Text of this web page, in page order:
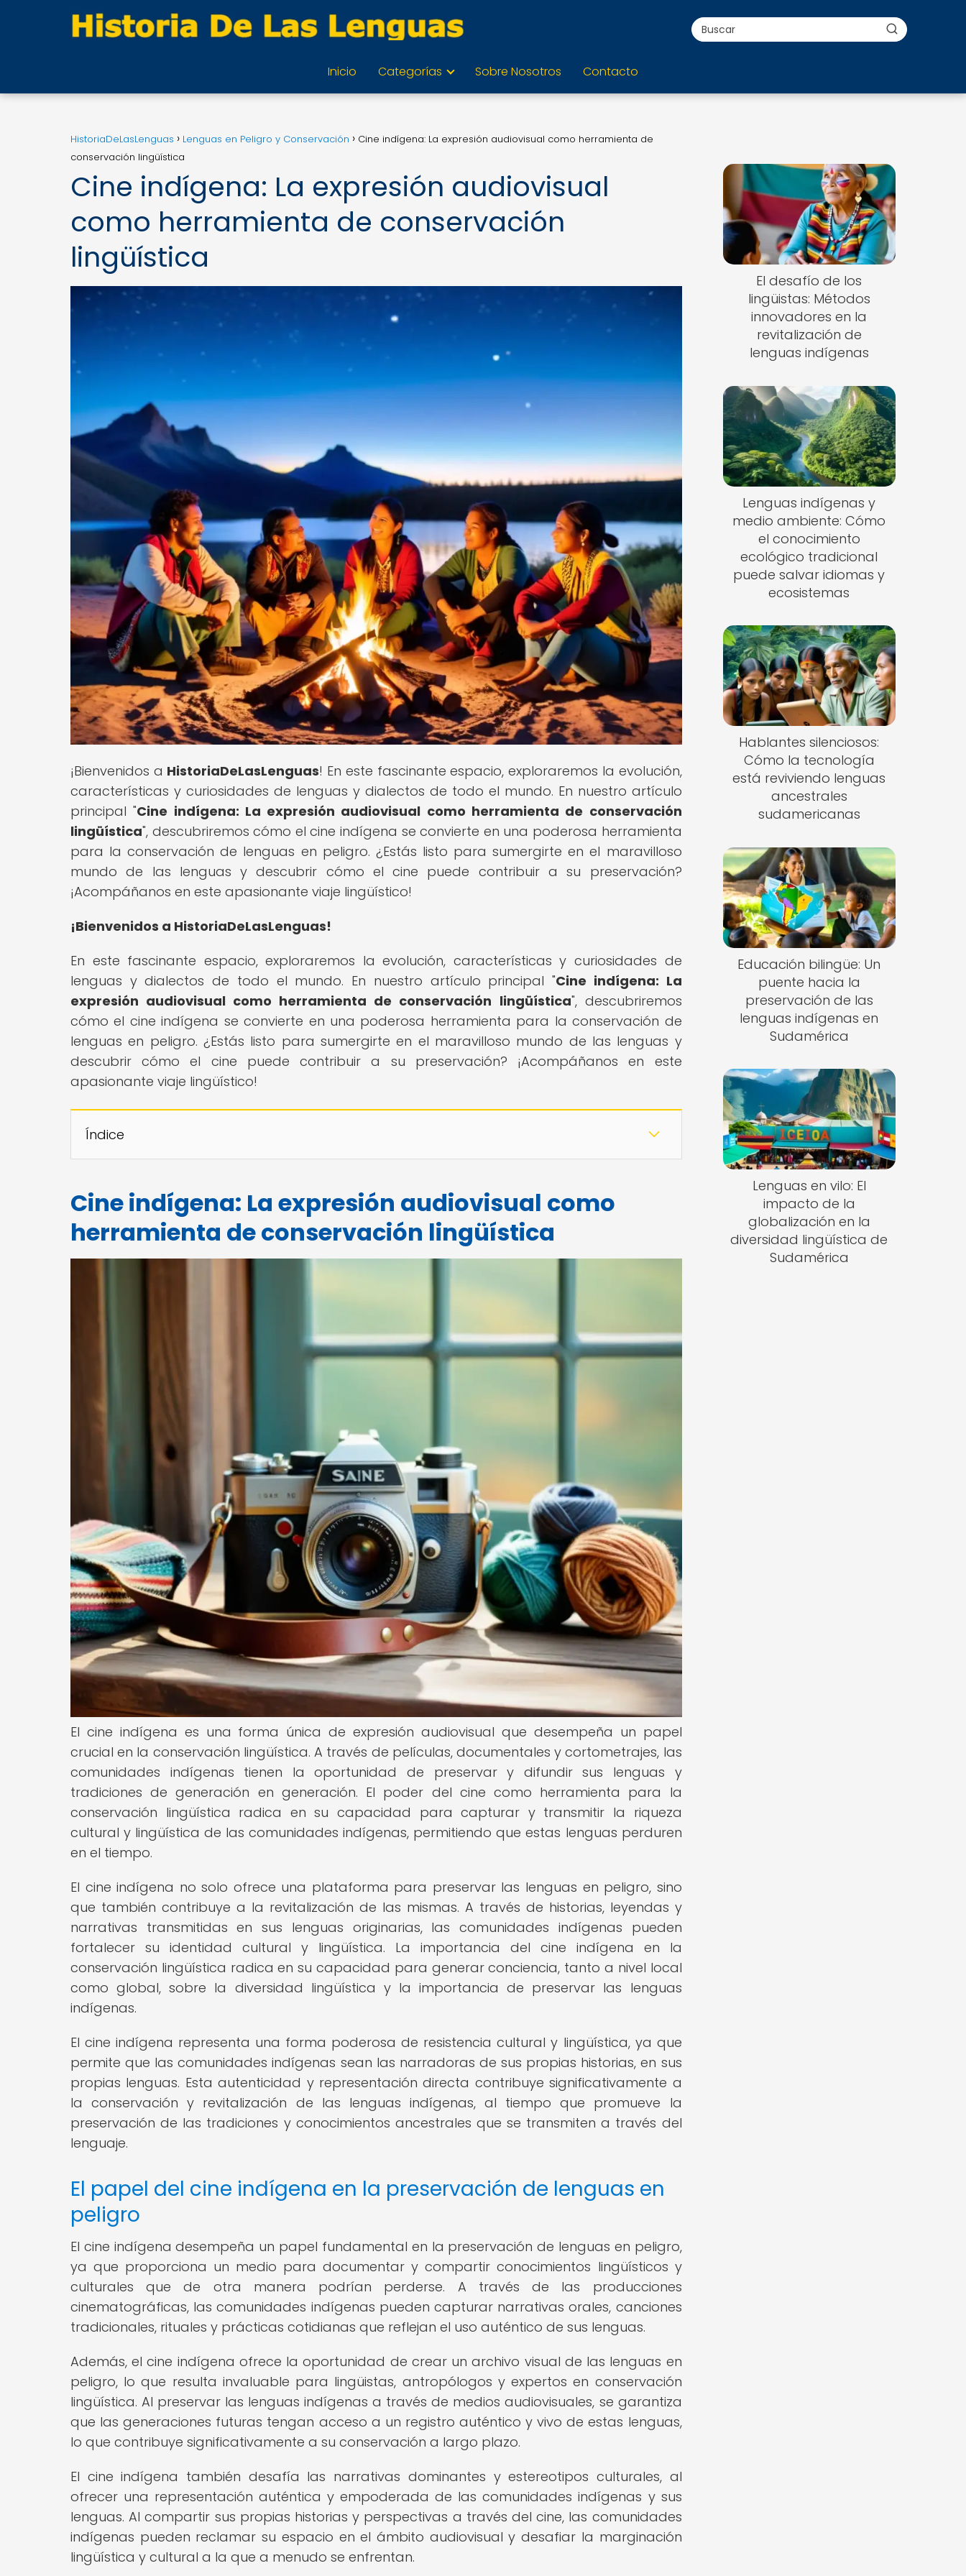
Inicio Categorías Sobre Nosotros Contacto
HistoriaDeLasLenguas Lenguas en Peligro y Conservación
Cine indígena: La expresión audiovisual como herramienta de
conservación lingüística
Cine indígena: La expresión audiovisual
como herramienta de conservación
lingüística
¡Bienvenidos a HistoriaDeLasLenguas! En este fascinante espacio, exploraremos la evolución,
características y curiosidades de lenguas y dialectos de todo el mundo. En nuestro artículo
principal "Cine indígena: La expresión audiovisual como herramienta de conservación
lingüística", descubriremos cómo el cine indígena se convierte en una poderosa herramienta
para la conservación de lenguas en peligro. ¿Estás listo para sumergirte en el maravilloso
mundo de las lenguas y descubrir cómo el cine puede contribuir a su preservación?
¡Acompáñanos en este apasionante viaje lingüístico!
¡Bienvenidos a HistoriaDeLasLenguas!
En este fascinante espacio, exploraremos la evolución, características y curiosidades de
lenguas y dialectos de todo el mundo. En nuestro artículo principal "Cine indígena: La
expresión audiovisual como herramienta de conservación lingüística", descubriremos
cómo el cine indígena se convierte en una poderosa herramienta para la conservación de
lenguas en peligro. ¿Estás listo para sumergirte en el maravilloso mundo de las lenguas y
descubrir cómo el cine puede contribuir a su preservación? ¡Acompáñanos en este
apasionante viaje lingüístico!
Índice
Cine indígena: La expresión audiovisual como
herramienta de conservación lingüística
El cine indígena es una forma única de expresión audiovisual que desempeña un papel
crucial en la conservación lingüística. A través de películas, documentales y cortometrajes, las
comunidades indígenas tienen la oportunidad de preservar y difundir sus lenguas y
tradiciones de generación en generación. El poder del cine como herramienta para la
conservación lingüística radica en su capacidad para capturar y transmitir la riqueza
cultural y lingüística de las comunidades indígenas, permitiendo que estas lenguas perduren
en el tiempo.
El cine indígena no solo ofrece una plataforma para preservar las lenguas en peligro, sino
que también contribuye a la revitalización de las mismas. A través de historias, leyendas y
narrativas transmitidas en sus lenguas originarias, las comunidades indígenas pueden
fortalecer su identidad cultural y lingüística. La importancia del cine indígena en la
conservación lingüística radica en su capacidad para generar conciencia, tanto a nivel local
como global, sobre la diversidad lingüística y la importancia de preservar las lenguas
indígenas.
El cine indígena representa una forma poderosa de resistencia cultural y lingüística, ya que
permite que las comunidades indígenas sean las narradoras de sus propias historias, en sus
propias lenguas. Esta autenticidad y representación directa contribuye significativamente a
la conservación y revitalización de las lenguas indígenas, al tiempo que promueve la
preservación de las tradiciones y conocimientos ancestrales que se transmiten a través del
lenguaje.
El papel del cine indígena en la preservación de lenguas en
peligro
El cine indígena desempeña un papel fundamental en la preservación de lenguas en peligro,
ya que proporciona un medio para documentar y compartir conocimientos lingüísticos y
culturales que de otra manera podrían perderse. A través de las producciones
cinematográficas, las comunidades indígenas pueden capturar narrativas orales, canciones
tradicionales, rituales y prácticas cotidianas que reflejan el uso auténtico de sus lenguas.
Además, el cine indígena ofrece la oportunidad de crear un archivo visual de las lenguas en
peligro, lo que resulta invaluable para lingüistas, antropólogos y expertos en conservación
lingüística. Al preservar las lenguas indígenas a través de medios audiovisuales, se garantiza
que las generaciones futuras tengan acceso a un registro auténtico y vivo de estas lenguas,
lo que contribuye significativamente a su conservación a largo plazo.
El cine indígena también desafía las narrativas dominantes y estereotipos culturales, al
ofrecer una representación auténtica y empoderada de las comunidades indígenas y sus
lenguas. Al compartir sus propias historias y perspectivas a través del cine, las comunidades
indígenas pueden reclamar su espacio en el ámbito audiovisual y desafiar la marginación
lingüística y cultural a la que a menudo se enfrentan.
El desafío de los
lingüistas: Métodos
innovadores en la
revitalización de
lenguas indígenas
Lenguas indígenas y
medio ambiente: Cómo
el conocimiento
ecológico tradicional
puede salvar idiomas y
ecosistemas
Hablantes silenciosos:
Cómo la tecnología
está reviviendo lenguas
ancestrales
sudamericanas
Educación bilingüe: Un
puente hacia la
preservación de las
lenguas indígenas en
Sudamérica
Lenguas en vilo: El
impacto de la
globalización en la
diversidad lingüística de
Sudamérica